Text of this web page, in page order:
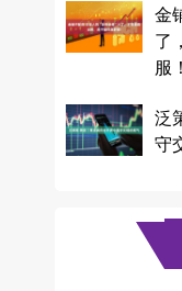
金
了
服！
泛
守